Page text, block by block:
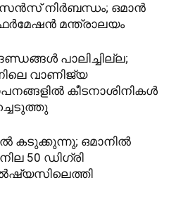
നിർബന്ധം; ഒമാൻ
മന്ത്രാലയം
പാലിച്ചില്ല;
വാണിജ്യ
കീടനാശിനികൾ
കടുക്കുന്നു; ഒമാനിൽ
50 ഡിഗ്രി